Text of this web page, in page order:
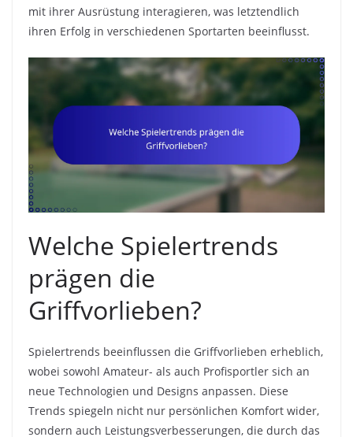
mit ihrer Ausrüstung interagieren, was letztendlich
ihren Erfolg in verschiedenen Sportarten beeinflusst.
Welche Spielertrends
prägen die
Griffvorlieben?
Spielertrends beeinflussen die Griffvorlieben erheblich,
wobei sowohl Amateur- als auch Profisportler sich an
neue Technologien und Designs anpassen. Diese
Trends spiegeln nicht nur persönlichen Komfort wider,
sondern auch Leistungsverbesserungen, die durch das